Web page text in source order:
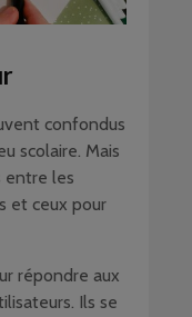
confondus
scolaire. Mais
entre les
et ceux pour
répondre aux
Ils se